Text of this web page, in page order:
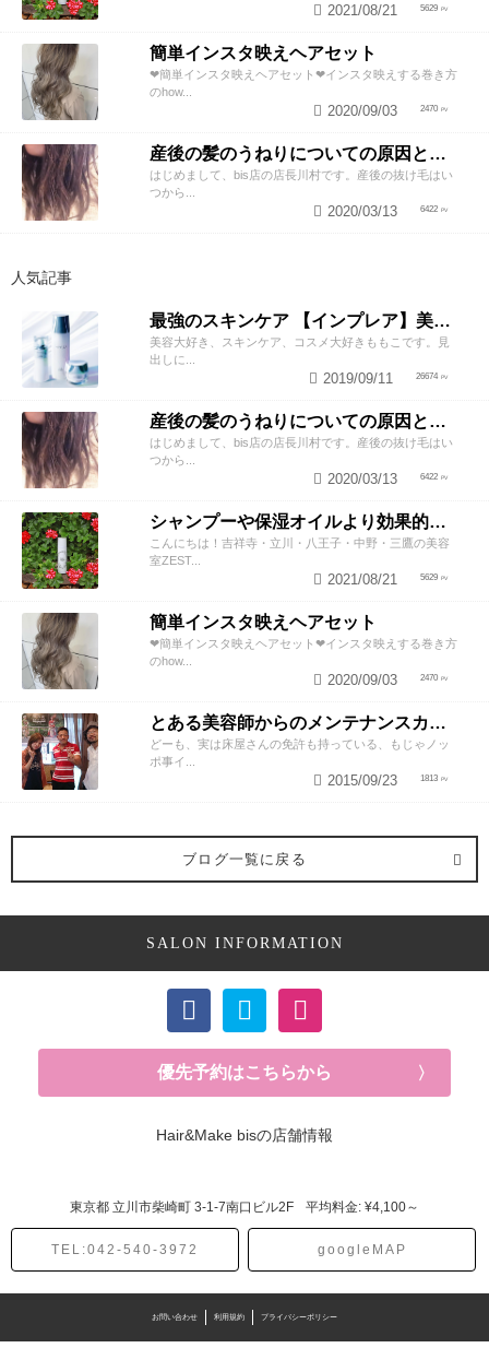
5629
2021/08/21
簡単インスタ映えヘアセット
❤︎簡単インスタ映えヘアセット❤︎インスタ映えする巻き方
のhow...
2470
2020/09/03
産後の髪のうねりについての原因と対策！
はじめまして、bis店の店長川村です。産後の抜け毛はい
つから...
6422
2020/03/13
人気記事
最強のスキンケア 【インプレア】美容師がオススメする、神ポイント5つ公開！
美容大好き、スキンケア、コスメ大好きももこです。見
出しに...
26674
2019/09/11
産後の髪のうねりについての原因と対策！
はじめまして、bis店の店長川村です。産後の抜け毛はい
つから...
6422
2020/03/13
シャンプーや保湿オイルより効果的！？美容師が教える頭皮の臭い＆乾燥ケアとは
こんにちは！吉祥寺・立川・八王子・中野・三鷹の美容
室ZEST...
5629
2021/08/21
簡単インスタ映えヘアセット
❤︎簡単インスタ映えヘアセット❤︎インスタ映えする巻き方
のhow...
2470
2020/09/03
とある美容師からのメンテナンスカットのススメ
どーも、実は床屋さんの免許も持っている、もじゃノッ
ポ事イ...
1813
2015/09/23
ブログ一覧に戻る
SALON INFORMATION
優先予約はこちらから
Hair&Make bisの店舗情報
東京都 立川市柴崎町 3-1-7南口ビル2F 平均料金: ¥4,100～
TEL:042-540-3972 googleMAP
お問い合わせ 利用規約 プライバシーポリシー